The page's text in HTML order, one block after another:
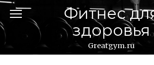
Перейти
контенту
Фитнес
здоровья
Greatgym.ru